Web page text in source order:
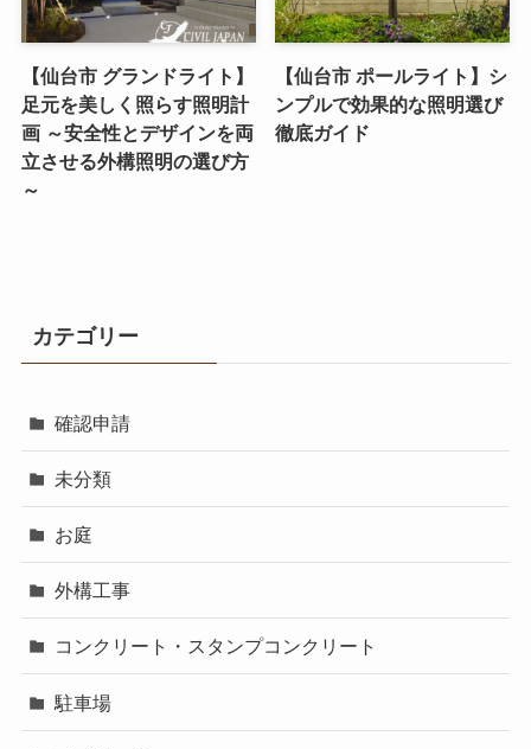
【仙台市 グランドライト】
足元を美しく照らす照明計
画 ～安全性とデザインを両
立させる外構照明の選び方
～
【仙台市 ポールライト】シ
ンプルで効果的な照明選び
徹底ガイド
カテゴリー
確認申請
未分類
お庭
外構工事
コンクリート・スタンプコンクリート
駐車場